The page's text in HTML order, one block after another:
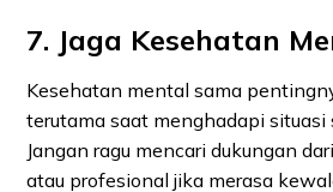
7. Jaga Kesehatan
Kesehatan mental sama
terutama saat menghadapi situasi
Jangan ragu mencari dukungan
atau profesional jika merasa